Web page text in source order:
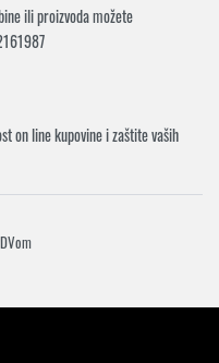
ili proizvoda možete
on line kupovine i zaštite vaših